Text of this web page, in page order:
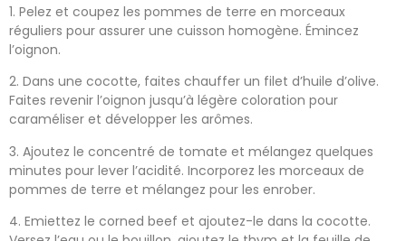
1. Pelez et coupez les pommes de terre en morceaux
réguliers pour assurer une cuisson homogène. Émincez
l’oignon.
2. Dans une cocotte, faites chauffer un filet d’huile d’olive.
Faites revenir l’oignon jusqu’à légère coloration pour
caraméliser et développer les arômes.
3. Ajoutez le concentré de tomate et mélangez quelques
minutes pour lever l’acidité. Incorporez les morceaux de
pommes de terre et mélangez pour les enrober.
4. Emiettez le corned beef et ajoutez-le dans la cocotte.